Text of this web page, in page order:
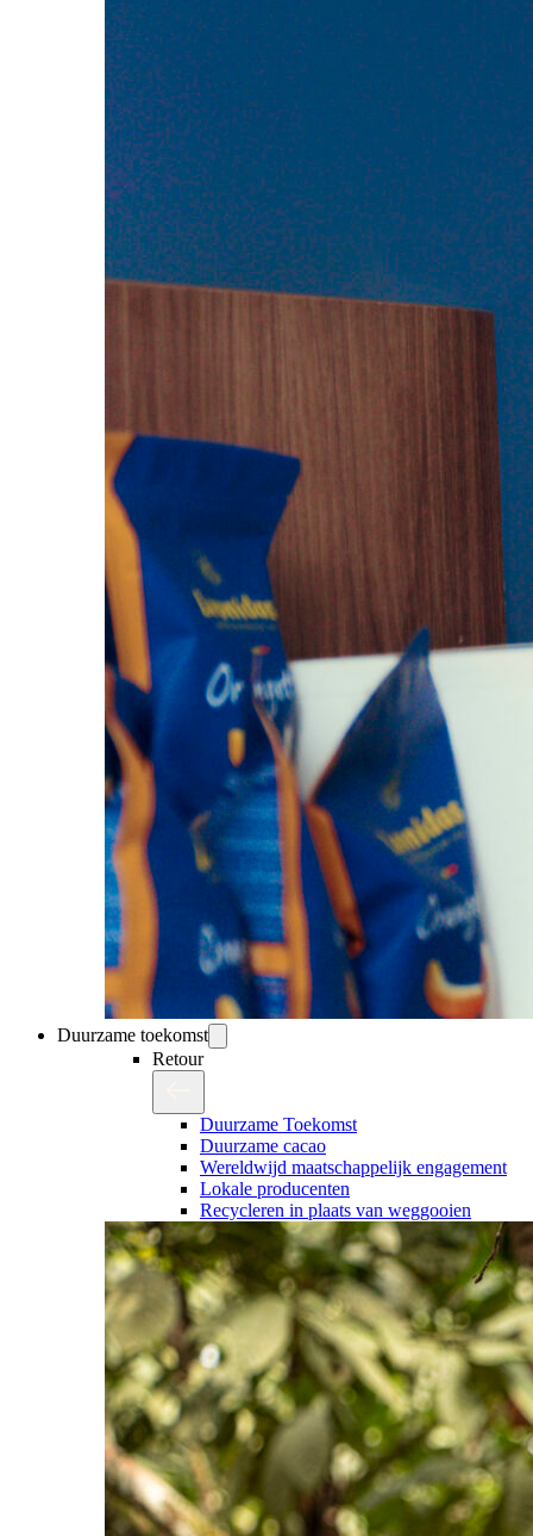
Duurzame toekomst
Retour
Duurzame Toekomst
Duurzame cacao
Wereldwijd maatschappelijk engagement
Lokale producenten
Recycleren in plaats van weggooien